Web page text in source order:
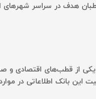
هدف در سراسر شهرهای
یکی از قطب‌های اقتصادی
این بانک اطلاعاتی در